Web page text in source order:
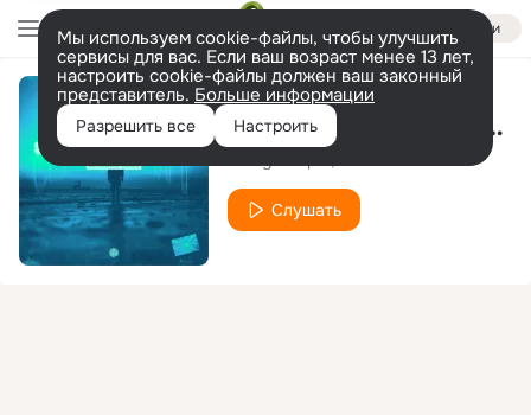
Войти
Мы используем cookie-файлы, чтобы улучшить
сервисы для вас. Если ваш возраст менее 13 лет,
настроить cookie-файлы должен ваш законный
представитель. Больше информации
Разрешить все Настроить Serendipity (Extended Mix)
Слушать